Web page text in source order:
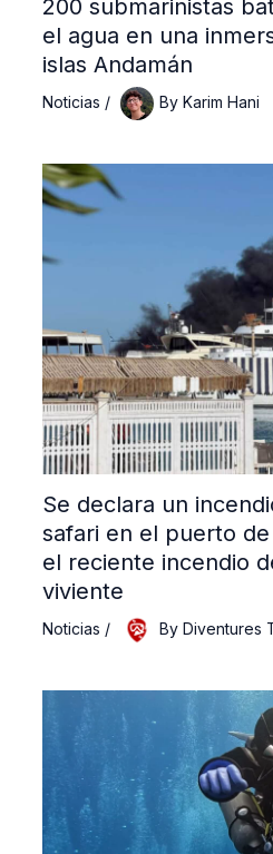
200 submarinistas
el agua en una
islas Andamán
Noticias / By Karim Hani
Se declara un
safari en el puerto
el reciente incendio
viviente
Noticias / By Diventures